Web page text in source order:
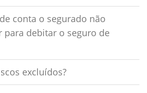
conta o segurado não
para debitar o seguro de
excluídos?